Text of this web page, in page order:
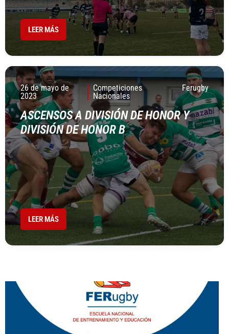
LEER MÁS
26 de mayo de
2023
Competiciones
Nacionales
Ferugby
ASCENSOS A DIVISIÓN DE HONOR Y
DIVISIÓN DE HONOR B
LEER MÁS